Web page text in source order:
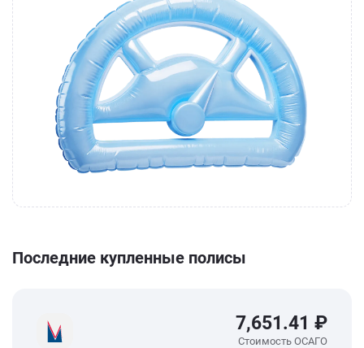
Последние купленные полисы
7,651.41 ₽
Стоимость ОСАГО